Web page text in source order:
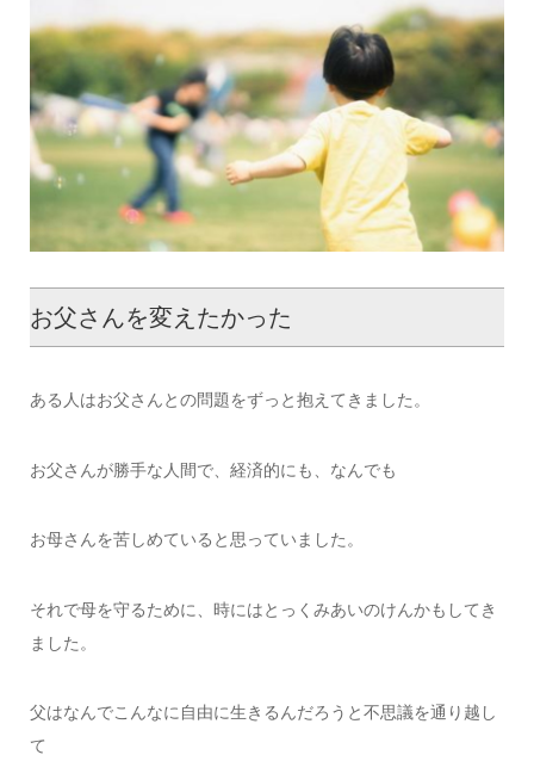
お父さんを変えたかった
ある人はお父さんとの問題をずっと抱えてきました。
お父さんが勝手な人間で、経済的にも、なんでも
お母さんを苦しめていると思っていました。
それで母を守るために、時にはとっくみあいのけんかもしてき
ました。
父はなんでこんなに自由に生きるんだろうと不思議を通り越し
て